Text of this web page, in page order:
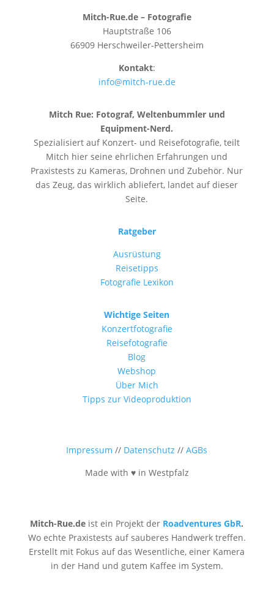
Mitch-Rue.de – Fotografie
Hauptstraße 106
66909 Herschweiler-Pettersheim
Kontakt:
info@mitch-rue.de
Mitch Rue: Fotograf, Weltenbummler und
Equipment-Nerd.
Spezialisiert auf Konzert- und Reisefotografie, teilt
Mitch hier seine ehrlichen Erfahrungen und
Praxistests zu Kameras, Drohnen und Zubehör. Nur
das Zeug, das wirklich abliefert, landet auf dieser
Seite.
Ratgeber
Ausrüstung
Reisetipps
Fotografie Lexikon
Wichtige Seiten
Konzertfotografie
Reisefotografie
Blog
Webshop
Über Mich
Tipps zur Videoproduktion
Impressum // Datenschutz //AGBs
Made with ♥ in Westpfalz
Mitch-Rue.de ist ein Projekt der Roadventures GbR.
Wo echte Praxistests auf sauberes Handwerk treffen.
Erstellt mit Fokus auf das Wesentliche, einer Kamera
in der Hand und gutem Kaffee im System.